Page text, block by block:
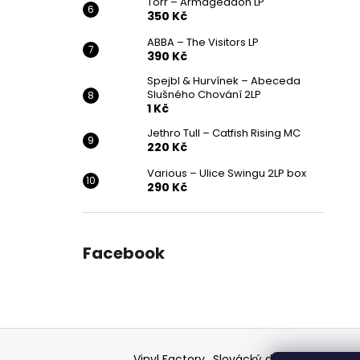
350 Kč
ABBA – The Visitors LP
390 Kč
Spejbl & Hurvínek – Abeceda
Slušného Chování 2LP
1 Kč
Jethro Tull – Catfish Rising MC
220 Kč
Various ‎– Ulice Swingu 2LP box
290 Kč
Facebook
Z